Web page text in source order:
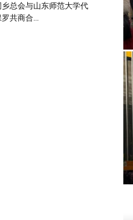
乡总会与山东师范大学代
共商合...